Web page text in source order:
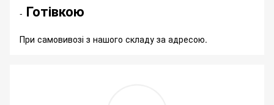
- Готівкою
При самовивозі з нашого складу за адресою.